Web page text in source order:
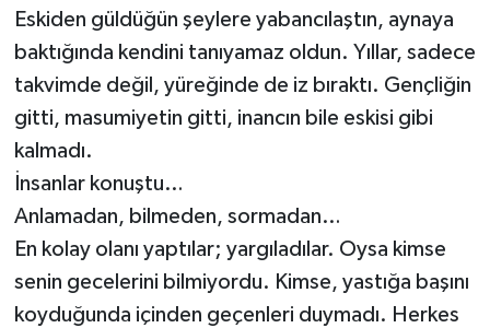
Eskiden güldüğün şeylere yabancılaştın, aynaya
baktığında kendini tanıyamaz oldun. Yıllar, sadece
takvimde değil, yüreğinde de iz bıraktı. Gençliğin
gitti, masumiyetin gitti, inancın bile eskisi gibi
kalmadı.
İnsanlar konuştu…
Anlamadan, bilmeden, sormadan…
En kolay olanı yaptılar; yargıladılar. Oysa kimse
senin gecelerini bilmiyordu. Kimse, yastığa başını
koyduğunda içinden geçenleri duymadı. Herkes